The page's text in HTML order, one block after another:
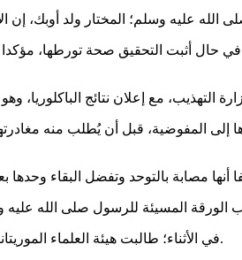
حال أثبت التحقيق صحة تورطها، مؤكدا
إلى المفوضية، قبل أن يُطلب منه
في الأثناء؛ طالبت هيئة العلماء الموريتانيين بـ"قتل" صاحب الإساءة، في حال ثبتت عليه التهم.